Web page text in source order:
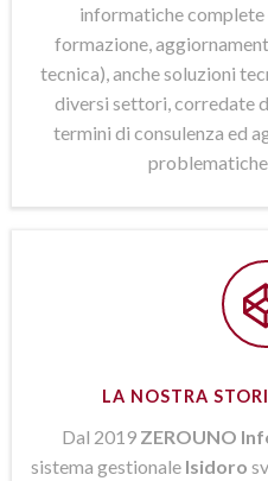
informatiche
formazione,
tecnica), anche soluzioni
diversi settori, corredate
termini di consulenza ed
problematiche
LA NOSTRA
Dal 2019 ZEROUNO
sistema gestionale Isidoro